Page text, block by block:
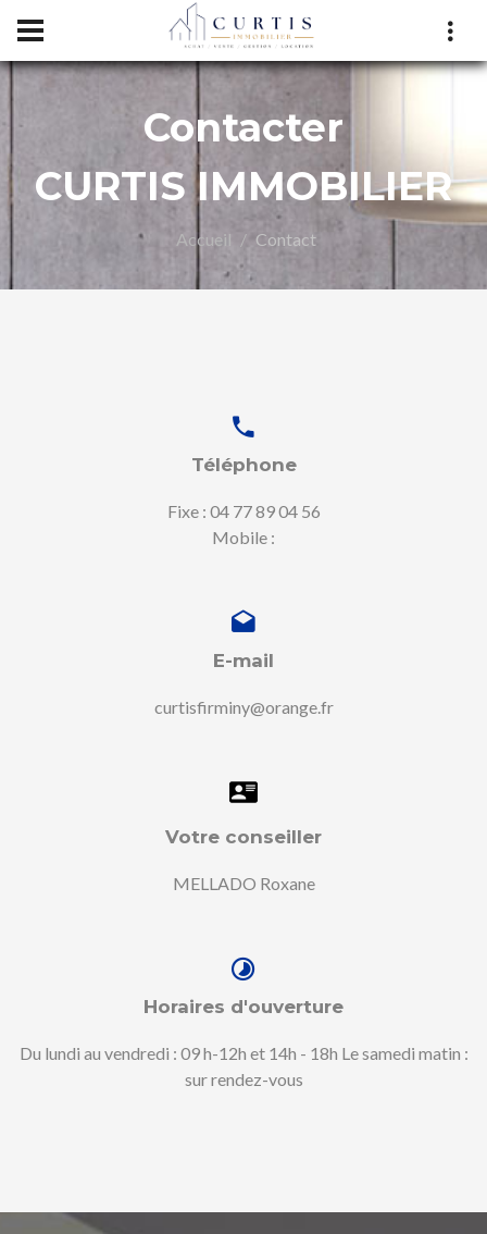
Contacter
CURTIS IMMOBILIER
Accueil Contact
Téléphone
Fixe : 04 77 89 04 56
Mobile :
E-mail
curtisfirminy@orange.fr
Votre conseiller
MELLADO Roxane
Horaires d'ouverture
Du lundi au vendredi : 09 h-12h et 14h - 18h Le samedi matin :
sur rendez-vous